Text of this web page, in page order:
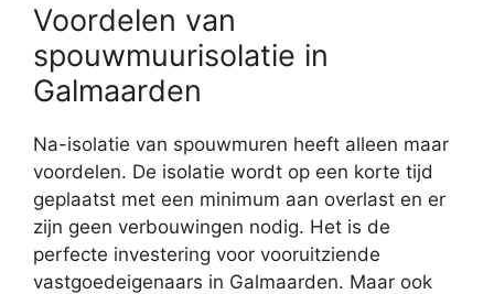
Voordelen van
spouwmuurisolatie in
Galmaarden
Na-isolatie van spouwmuren heeft alleen maar
voordelen. De isolatie wordt op een korte tijd
geplaatst met een minimum aan overlast en er
zijn geen verbouwingen nodig. Het is de
perfecte investering voor vooruitziende
vastgoedeigenaars in Galmaarden. Maar ook